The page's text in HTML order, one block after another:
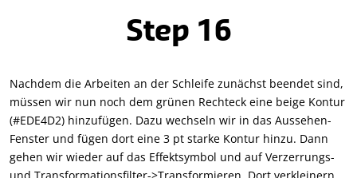
Step 16
Nachdem die Arbeiten an der Schleife zunächst beendet sind,
müssen wir nun noch dem grünen Rechteck eine beige Kontur
(#EDE4D2) hinzufügen. Dazu wechseln wir in das Aussehen-
Fenster und fügen dort eine 3 pt starke Kontur hinzu. Dann
gehen wir wieder auf das Effektsymbol und auf Verzerrungs-
und Transformationsfilter->Transformieren. Dort verkleinern